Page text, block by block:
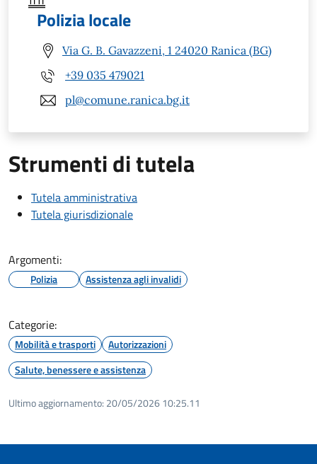
Polizia locale
Via G. B. Gavazzeni, 1 24020 Ranica (BG)
+39 035 479021
pl@comune.ranica.bg.it
Strumenti di tutela
Tutela amministrativa
Tutela giurisdizionale
Argomenti:
Polizia Assistenza agli invalidi
Categorie:
Mobilità e trasporti
Autorizzazioni
Salute, benessere e assistenza
Ultimo aggiornamento: 20/05/2026 10:25.11